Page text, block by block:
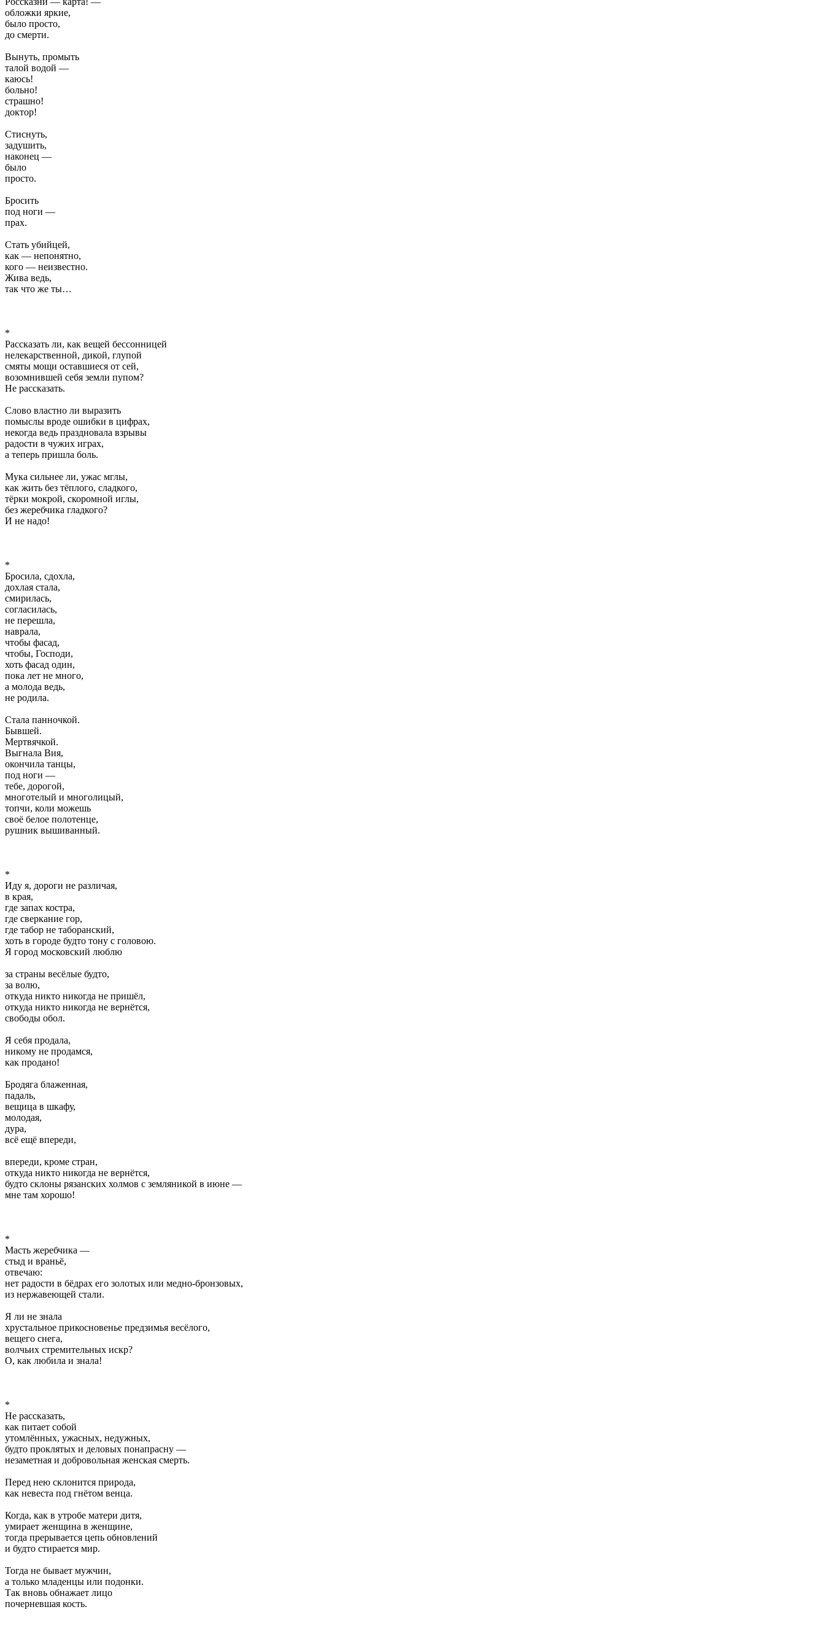
обложки яркие,
было просто,
до смерти.
Вынуть, промыть
талой водой —
каюсь!
больно!
страшно!
доктор!
Стиснуть,
задушить,
наконец —
было
просто.
Бросить
под ноги —
прах.
Стать убийцей,
как — непонятно,
кого — неизвестно.
Жива ведь,
так что же ты…
*
Рассказать ли, как вещей бессонницей
нелекарственной, дикой, глупой
смяты мощи оставшиеся от сей,
возомнившей себя земли пупом?
Не рассказать.
Слово властно ли выразить
помыслы вроде ошибки в цифрах,
некогда ведь праздновала взрывы
радости в чужих играх,
а теперь пришла боль.
Мука сильнее ли, ужас мглы,
как жить без тёплого, сладкого,
тёрки мокрой, скоромной иглы,
без жеребчика гладкого?
И не надо!
*
Бросила, сдохла,
дохлая стала,
смирилась,
согласилась,
не перешла,
наврала,
чтобы фасад,
чтобы, Господи,
хоть фасад один,
пока лет не много,
а молода ведь,
не родила.
Стала панночкой.
Бывшей.
Мертвячкой.
Выгнала Вия,
окончила танцы,
под ноги —
тебе, дорогой,
многотелый и многолицый,
топчи, коли можешь
своё белое полотенце,
рушник вышиванный.
*
Иду я, дороги не различая,
в края,
где запах костра,
где сверкание гор,
где табор не таборанский,
хоть в городе будто тону с головою.
Я город московский люблю
за страны весёлые будто,
за волю,
откуда никто никогда не пришёл,
откуда никто никогда не вернётся,
свободы обол.
Я себя продала,
никому не продамся,
как продано!
Бродяга блаженная,
падаль,
вещица в шкафу,
молодая,
дура,
всё ещё впереди,
впереди, кроме стран,
откуда никто никогда не вернётся,
будто склоны рязанских холмов с земляникой в июне —
мне там хорошо!
*
Масть жеребчика —
стыд и враньё,
отвечаю:
нет радости в бёдрах его золотых или медно-бронзовых,
из нержавеющей стали.
Я ли не знала
хрустальное прикосновенье предзимья весёлого,
вещего снега,
волчьих стремительных искр?
О, как любила и знала!
*
Не рассказать,
как питает собой
утомлённых, ужасных, недужных,
будто проклятых и деловых понапрасну —
незаметная и добровольная женская смерть.
Перед нею склонится природа,
как невеста под гнётом венца.
Когда, как в утробе матери дитя,
умирает женщина в женщине,
тогда прерывается цепь обновлений
и будто стирается мир.
Тогда не бывает мужчин,
а только младенцы или подонки.
Так вновь обнажает лицо
почерневшая кость.